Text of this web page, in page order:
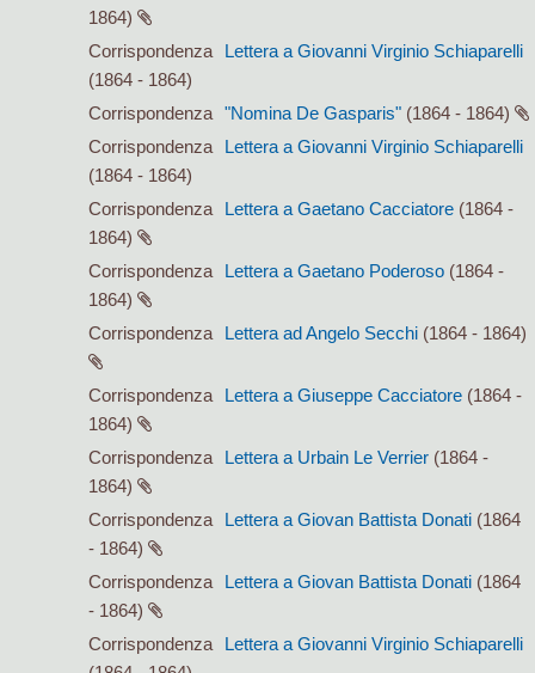
1864)
Corrispondenza
Lettera a Giovanni Virginio Schiaparelli
(1864 - 1864)
Corrispondenza
"Nomina De Gasparis" (1864 - 1864)
Corrispondenza
Lettera a Giovanni Virginio Schiaparelli
(1864 - 1864)
Corrispondenza
Lettera a Gaetano Cacciatore (1864 -
1864)
Corrispondenza
Lettera a Gaetano Poderoso (1864 -
1864)
Corrispondenza
Lettera ad Angelo Secchi (1864 - 1864)
Corrispondenza Lettera a Giuseppe Cacciatore (1864 -
1864)
Corrispondenza
Lettera a Urbain Le Verrier (1864 -
1864)
Corrispondenza
Lettera a Giovan Battista Donati (1864
- 1864)
Corrispondenza
Lettera a Giovan Battista Donati (1864
- 1864)
Corrispondenza
Lettera a Giovanni Virginio Schiaparelli